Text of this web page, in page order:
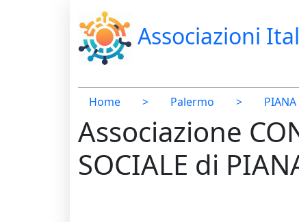
Associazioni
Home > Palermo > PIANA
Associazione
SOCIALE di